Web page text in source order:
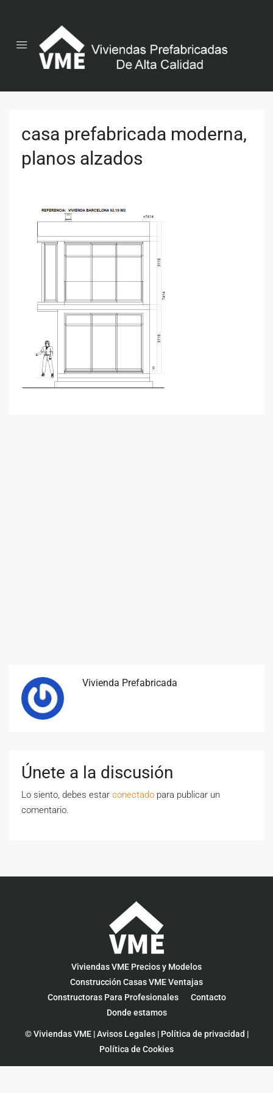
casa prefabricada moderna,
planos alzados
Vivienda Prefabricada
Únete a la discusión
Lo siento, debes estar conectado para publicar un
comentario.
Viviendas VME Precios y Modelos
Construcción Casas VME Ventajas
Constructoras Para Profesionales
Contacto
Donde estamos
© Viviendas VME |Avisos Legales| Política de privacidad |
Política de Cookies